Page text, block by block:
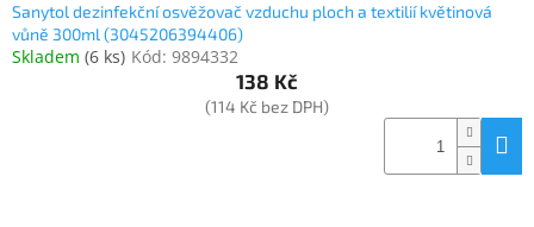
Sanytol dezinfekční osvěžovač vzduchu ploch a textilií květinová
vůně 300ml (3045206394406)
Skladem (6 ks) Kód: 9894332
138 Kč
(114 Kč bez DPH)